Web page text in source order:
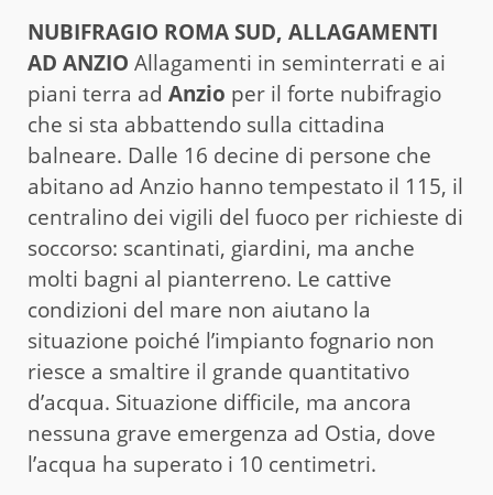
NUBIFRAGIO ROMA SUD, ALLAGAMENTI
AD ANZIO Allagamenti in seminterrati e ai
piani terra ad Anzio per il forte nubifragio
che si sta abbattendo sulla cittadina
balneare. Dalle 16 decine di persone che
abitano ad Anzio hanno tempestato il 115, il
centralino dei vigili del fuoco per richieste di
soccorso: scantinati, giardini, ma anche
molti bagni al pianterreno. Le cattive
condizioni del mare non aiutano la
situazione poiché l’impianto fognario non
riesce a smaltire il grande quantitativo
d’acqua. Situazione difficile, ma ancora
nessuna grave emergenza ad Ostia, dove
l’acqua ha superato i 10 centimetri.